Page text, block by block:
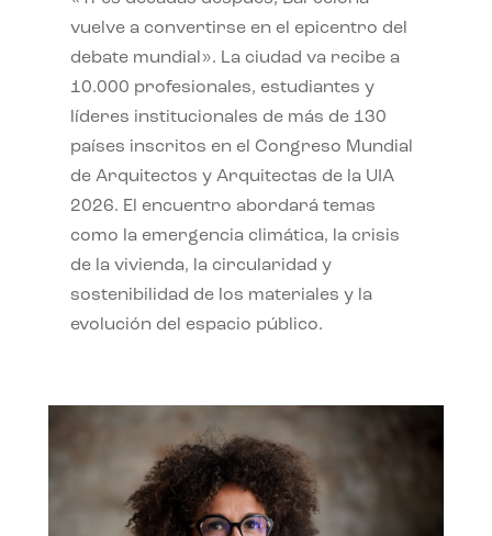
vuelve a convertirse en el epicentro del
debate mundial». La ciudad va recibe a
10.000 profesionales, estudiantes y
líderes institucionales de más de 130
países inscritos en el Congreso Mundial
de Arquitectos y Arquitectas de la UIA
2026. El encuentro abordará temas
como la emergencia climática, la crisis
de la vivienda, la circularidad y
sostenibilidad de los materiales y la
evolución del espacio público.